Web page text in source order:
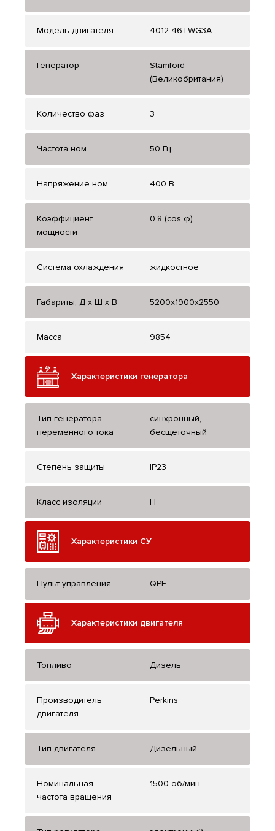
Модель двигателя 4012-46TWG3A
Генератор
Stamford
(Великобритания)
Количество фаз 3
Частота ном. 50 Гц
Напряжение ном. 400 В
Коэффициент
мощности
0.8 (cos φ)
Система охлаждения жидкостное
Габариты, Д x Ш x В 5200x1900x2550
Масса 9854
Характеристики генератора
Тип генератора
переменного тока
синхронный,
бесщеточный
Степень защиты IP23
Класс изоляции H
Характеристики СУ
Пульт управления QPE
Характеристики двигателя
Топливо Дизель
Производитель
двигателя
Perkins
Тип двигателя Дизельный
Номинальная
частота вращения
1500 об/мин